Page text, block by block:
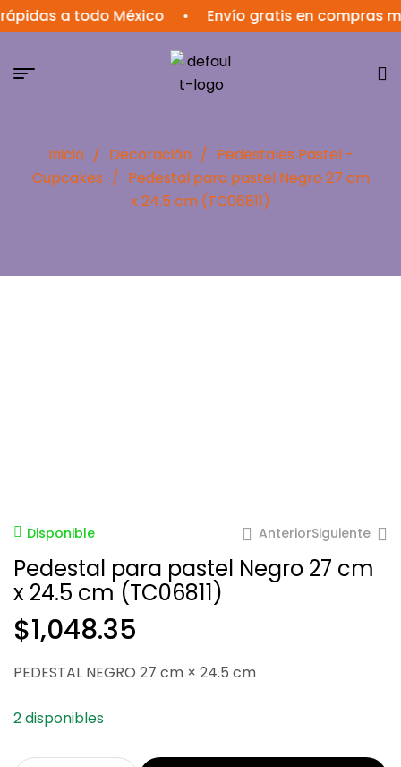
a todo México • Envío gratis en compras
Inicio / Decoración / Pedestales Pastel -
Cupcakes / Pedestal para pastel Negro 27 cm
x 24.5 cm (TC06811)
Disponible AnteriorSiguiente
Pedestal para pastel Negro 27 cm
x 24.5 cm (TC06811)
$1,048.35
PEDESTAL NEGRO 27 cm × 24.5 cm
2 disponibles